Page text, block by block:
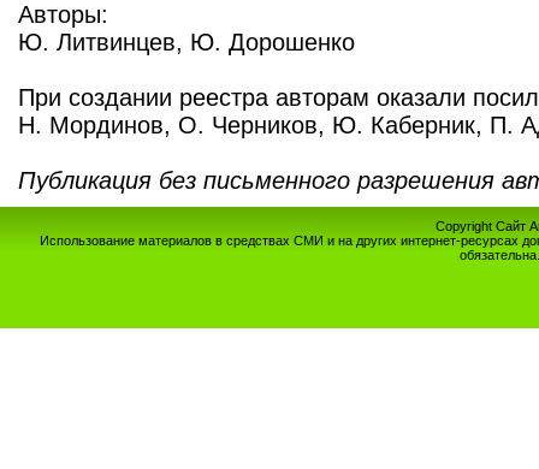
Авторы:
Ю. Литвинцев, Ю. Дорошенко
При создании реестра авторам оказали
Н. Мординов, О. Черников, Ю. Каберник, П.
Публикация без письменного разрешения
Copyright Сайт
Использование материалов в средствах СМИ и на других интернет-ресурсах
обязательна.